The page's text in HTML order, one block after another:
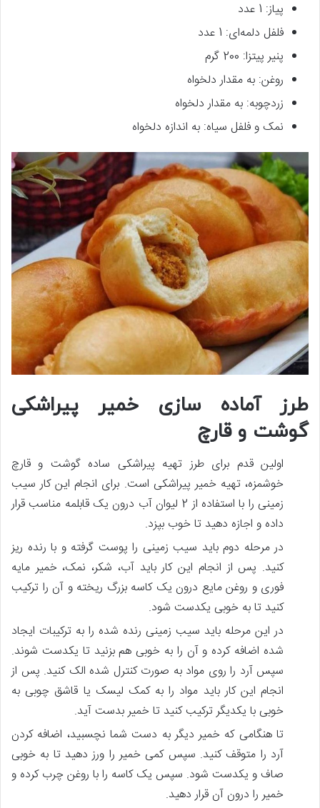
پیاز: 1 عدد
فلفل دلمه‌ای: 1 عدد
پنیر پیتزا: 200 گرم
روغن: به مقدار دلخواه
زردچوبه: به مقدار دلخواه
نمک و فلفل سیاه: به اندازه دلخواه
طرز آماده سازی خمیر پیراشکی
گوشت و قارچ
اولین قدم برای طرز تهیه پیراشکی ساده گوشت و قارچ
خوشمزه، تهیه خمیر پیراشکی است. برای انجام این کار سیب
زمینی را با استفاده از 2 لیوان آب درون یک قابلمه مناسب قرار
داده و اجازه دهید تا خوب بپزد.
در مرحله دوم باید سیب زمینی را پوست گرفته و با رنده ریز
کنید. پس از انجام این کار باید آب، شکر، نمک، خمیر مایه
فوری و روغن مایع درون یک کاسه بزرگ ریخته و آن را ترکیب
کنید تا به خوبی یکدست شود.
در این مرحله باید سیب زمینی رنده شده را به ترکیبات ایجاد
شده اضافه کرده و آن را به خوبی هم بزنید تا یکدست شوند.
سپس آرد را روی مواد به صورت کنترل شده الک کنید. پس از
انجام این کار باید مواد را به کمک لیسک یا قاشق چوبی به
خوبی با یکدیگر ترکیب کنید تا خمیر بدست آید.
تا هنگامی که خمیر دیگر به دست شما نچسبید، اضافه کردن
آرد را متوقف کنید. سپس کمی خمیر را ورز دهید تا به خوبی
صاف و یکدست شود. سپس یک کاسه را با روغن چرب کرده و
خمیر را درون آن قرار دهید.